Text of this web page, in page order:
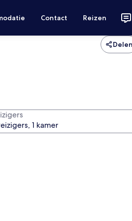
Contact Reizen
Delen